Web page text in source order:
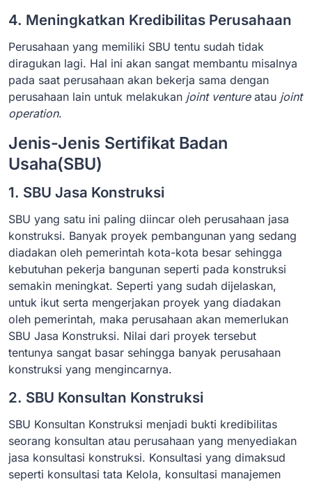
4. Meningkatkan Kredibilitas Perusahaan
Perusahaan yang memiliki SBU tentu sudah tidak
diragukan lagi. Hal ini akan sangat membantu misalnya
pada saat perusahaan akan bekerja sama dengan
perusahaan lain untuk melakukan joint ventureatau joint
operation.
Jenis-Jenis Sertifikat Badan
Usaha(SBU)
1. SBU Jasa Konstruksi
SBU yang satu ini paling diincar oleh perusahaan jasa
konstruksi. Banyak proyek pembangunan yang sedang
diadakan oleh pemerintah kota-kota besar sehingga
kebutuhan pekerja bangunan seperti pada konstruksi
semakin meningkat. Seperti yang sudah dijelaskan,
untuk ikut serta mengerjakan proyek yang diadakan
oleh pemerintah, maka perusahaan akan memerlukan
SBU Jasa Konstruksi. Nilai dari proyek tersebut
tentunya sangat basar sehingga banyak perusahaan
konstruksi yang mengincarnya.
2. SBU Konsultan Konstruksi
SBU Konsultan Konstruksi menjadi bukti kredibilitas
seorang konsultan atau perusahaan yang menyediakan
jasa konsultasi konstruksi. Konsultasi yang dimaksud
seperti konsultasi tata Kelola, konsultasi manajemen